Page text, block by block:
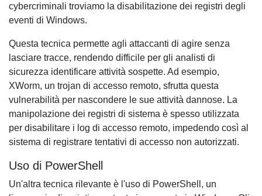
cybercriminali troviamo la disabilitazione dei registri degli
eventi di Windows.
Questa tecnica permette agli attaccanti di agire senza
lasciare tracce, rendendo difficile per gli analisti di
sicurezza identificare attività sospette. Ad esempio,
XWorm, un trojan di accesso remoto, sfrutta questa
vulnerabilità per nascondere le sue attività dannose. La
manipolazione dei registri di sistema è spesso utilizzata
per disabilitare i log di accesso remoto, impedendo così al
sistema di registrare tentativi di accesso non autorizzati.
Uso di PowerShell
Un'altra tecnica rilevante è l'uso di PowerShell, un